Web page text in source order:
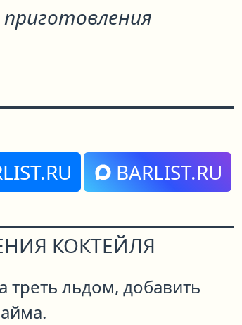
приготовления
BARLIST.RU
КОКТЕЙЛЯ
льдом, добавить